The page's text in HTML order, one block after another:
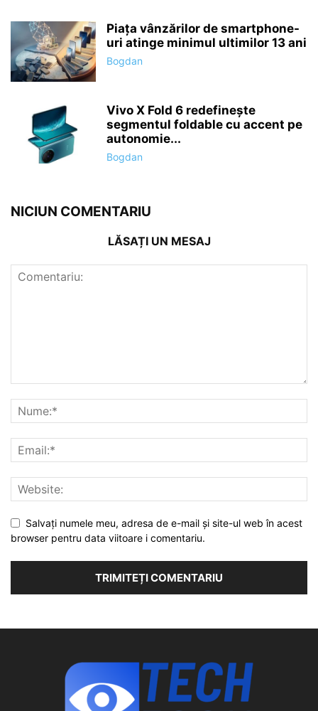
Piața vânzărilor de smartphone-
uri atinge minimul ultimilor 13 ani
Bogdan
Vivo X Fold 6 redefinește
segmentul foldable cu accent pe
autonomie...
Bogdan
NICIUN COMENTARIU
LĂSAȚI UN MESAJ
Salvați numele meu, adresa de e-mail și site-ul web în acest
browser pentru data viitoare i comentariu.